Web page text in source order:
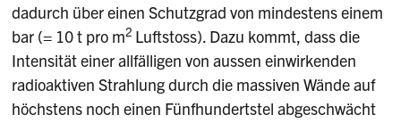
dadurch über einen Schutzgrad von mindestens einem
bar (= 10 t pro m2 Luftstoss). Dazu kommt, dass die
Intensität einer allfälli­gen von aussen einwirkenden
radioaktiven Strahlung durch die massiven Wände auf
höchstens noch einen Fünfhundertstel abgeschwächt